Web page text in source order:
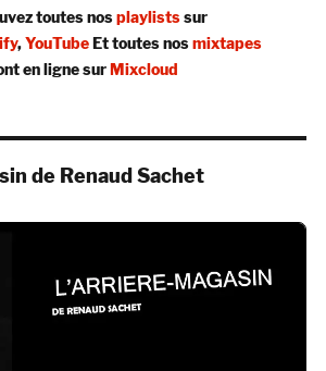
toutes nosplaylistssur
,YouTubeEt toutes nosmixtapes
en ligne surMixcloud
de Renaud Sachet